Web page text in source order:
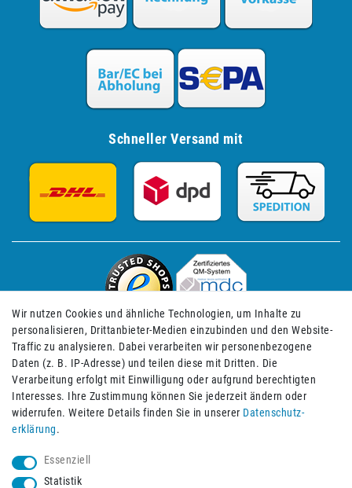
Schneller Versand mit
Impressum Daten­schutz­erklärung AGB
Wir nutzen Cookies und ähnliche Technologien, um Inhalte zu
personalisieren, Drittanbieter-Medien einzubinden und den Website-
Traffic zu analysieren. Dabei verarbeiten wir personenbezogene
Daten (z. B. IP-Adresse) und teilen diese mit Dritten. Die
Verarbeitung erfolgt mit Einwilligung oder aufgrund berechtigten
Interesses. Ihre Zustimmung können Sie jederzeit ändern oder
widerrufen. Weitere Details finden Sie in unserer Daten­schutz­
erklärung.
Essenziell
Statistik